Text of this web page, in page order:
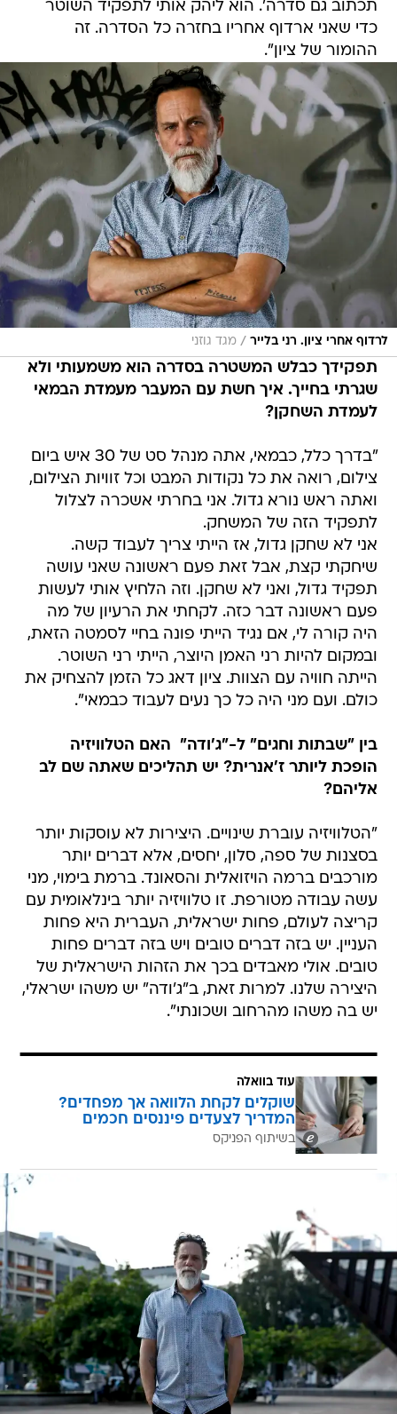
תכתוב גם סדרה'. הוא ליהק אותי לתפקיד השוטר
כדי שאני ארדוף אחריו בחזרה כל הסדרה. זה
ההומור של ציון".
לרדוף אחרי ציון. רני בלייר / מגד גוזני
תפקידך כבלש המשטרה בסדרה הוא משמעותי ולא
שגרתי בחייך. איך חשת עם המעבר מעמדת הבמאי
לעמדת השחקן?
"בדרך כלל, כבמאי, אתה מנהל סט של 30 איש ביום
צילום, רואה את כל נקודות המבט וכל זוויות הצילום,
ואתה ראש נורא גדול. אני בחרתי אשכרה לצלול
לתפקיד הזה של המשחק.
אני לא שחקן גדול, אז הייתי צריך לעבוד קשה.
שיחקתי קצת, אבל זאת פעם ראשונה שאני עושה
תפקיד גדול, ואני לא שחקן. וזה הלחיץ אותי לעשות
פעם ראשונה דבר כזה. לקחתי את הרעיון של מה
היה קורה לי, אם נגיד הייתי פונה בחיי לסמטה הזאת,
ובמקום להיות רני האמן היוצר, הייתי רני השוטר.
הייתה חוויה עם הצוות. ציון דאג כל הזמן להצחיק את
כולם. ועם מני היה כל כך נעים לעבוד כבמאי".
בין "שבתות וחגים" ל-"ג'ודה"  האם הטלוויזיה
הופכת ליותר ז'אנרית? יש תהליכים שאתה שם לב
אליהם?
"הטלוויזיה עוברת שינויים. היצירות לא עוסקות יותר
בסצנות של ספה, סלון, יחסים, אלא דברים יותר
מורכבים ברמה הויזואלית והסאונד. ברמת בימוי, מני
עשה עבודה מטורפת. זו טלוויזיה יותר בינלאומית עם
קריצה לעולם, פחות ישראלית, העברית היא פחות
העניין. יש בזה דברים טובים ויש בזה דברים פחות
טובים. אולי מאבדים בכך את הזהות הישראלית של
היצירה שלנו. למרות זאת, ב"ג'ודה" יש משהו ישראלי,
יש בה משהו מהרחוב ושכונתי".
עוד בוואלה
שוקלים לקחת הלוואה אך מפחדים?
המדריך לצעדים פיננסים חכמים
בשיתוף הפניקס